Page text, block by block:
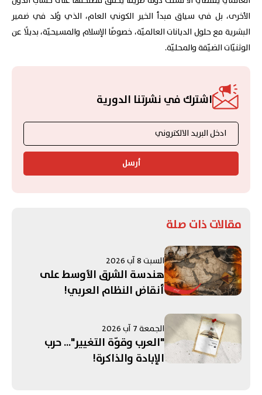
الأخرى، بل في سياق مبدأ الخير الكوني العام، الذي وُلد في ضمير
البشرية مع حلول الديانات العالميّة، خصوصًا الإسلام والمسيحيّة، بديلًا عن
الوثنيّات الضيّقة والمحليّة.
اشترك في نشرتنا الدورية
أرسل
مقالات ذات صلة
السبت 8 آب 2026
هندسة الشرق الأوسط على
أنقاض النظام العربي!
الجمعة 7 آب 2026
"العرب وقوّة التغيير"... حرب
الإبادة والذاكرة!